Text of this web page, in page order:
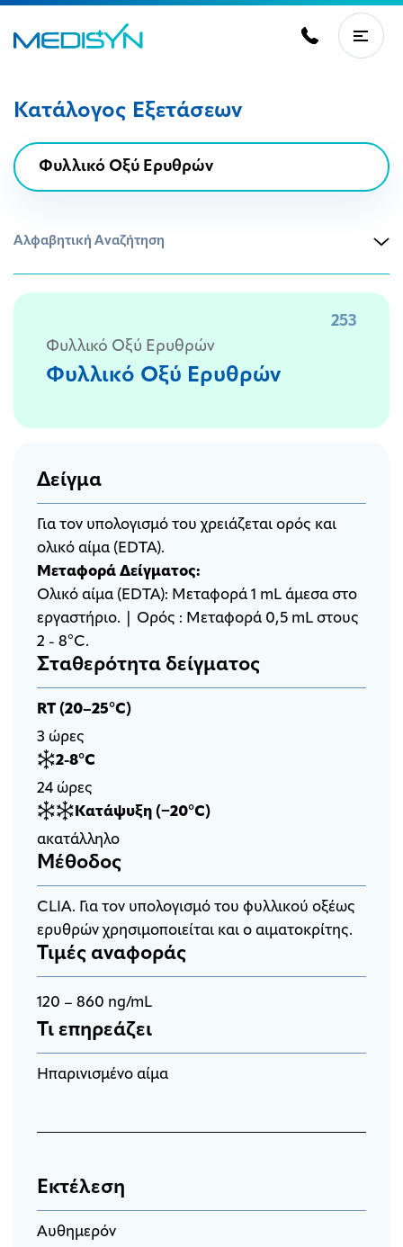
Κατάλογος Εξετάσεων
Αλφαβητική Αναζήτηση
253
Φυλλικό Οξύ Ερυθρών
Φυλλικό Οξύ Ερυθρών
Δείγμα
Για τον υπολογισμό του χρειάζεται ορός και
ολικό αίμα (EDTA).
Μεταφορά Δείγματος:
Ολικό αίμα (EDTA): Μεταφορά 1 mL άμεσα στο
εργαστήριο. | Ορός : Μεταφορά 0,5 mL στους
2 - 8°C.
Σταθερότητα δείγματος
RT (20–25°C)
3 ώρες
2-8°C
24 ώρες
Κατάψυξη (−20°C)
ακατάλληλο
Μέθοδος
CLIA. Για τον υπολογισμό του φυλλικού οξέως
ερυθρών χρησιμοποιείται και ο αιματοκρίτης.
Τιμές αναφοράς
120 – 860 ng/mL
Τι επηρεάζει
Ηπαρινισμένο αίμα
Εκτέλεση
Αυθημερόν